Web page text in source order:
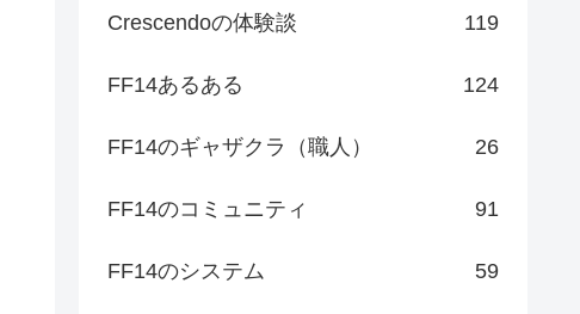
Crescendoの体験談 119
FF14あるある 124
FF14のギャザクラ（職人） 26
FF14のコミュニティ 91
FF14のシステム 59